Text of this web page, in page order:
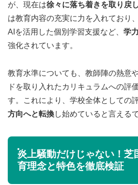
が、現在は徐々に落ち着きを取り戻
は教育内容の充実に力を入れており
AIを活用した個別学習支援など、 学
強化されています。
教育水準についても、教師陣の熱意
ドを取り入れたカリキュラムへの評
す。これにより、学校全体としての評
方向へと転換し始めていると言える
炎上騒動だけじゃない！芝
育理念と特色を徹底検証